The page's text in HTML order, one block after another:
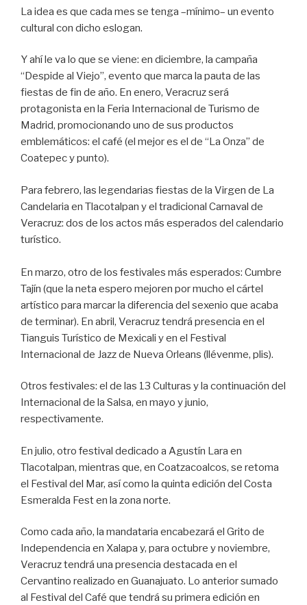
La idea es que cada mes se tenga –mínimo– un evento
cultural con dicho eslogan.
Y ahí le va lo que se viene: en diciembre, la campaña
“Despide al Viejo”, evento que marca la pauta de las
fiestas de fin de año. En enero, Veracruz será
protagonista en la Feria Internacional de Turismo de
Madrid, promocionando uno de sus productos
emblemáticos: el café (el mejor es el de “La Onza” de
Coatepec y punto).
Para febrero, las legendarias fiestas de la Virgen de La
Candelaria en Tlacotalpan y el tradicional Carnaval de
Veracruz: dos de los actos más esperados del calendario
turístico.
En marzo, otro de los festivales más esperados: Cumbre
Tajín (que la neta espero mejoren por mucho el cártel
artístico para marcar la diferencia del sexenio que acaba
de terminar). En abril, Veracruz tendrá presencia en el
Tianguis Turístico de Mexicali y en el Festival
Internacional de Jazz de Nueva Orleans (llévenme, plis).
Otros festivales: el de las 13 Culturas y la continuación del
Internacional de la Salsa, en mayo y junio,
respectivamente.
En julio, otro festival dedicado a Agustín Lara en
Tlacotalpan, mientras que, en Coatzacoalcos, se retoma
el Festival del Mar, así como la quinta edición del Costa
Esmeralda Fest en la zona norte.
Como cada año, la mandataria encabezará el Grito de
Independencia en Xalapa y, para octubre y noviembre,
Veracruz tendrá una presencia destacada en el
Cervantino realizado en Guanajuato. Lo anterior sumado
al Festival del Café que tendrá su primera edición en